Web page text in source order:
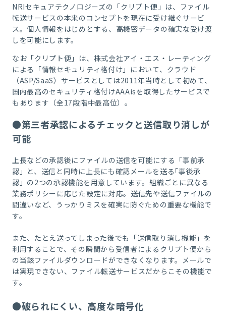
NRIセキュアテクノロジーズの「クリプト便」は、ファイル
転送サービスの本来のコンセプトを現在に受け継ぐサービ
ス。個人情報をはじめとする、高機密データの確実な受け渡
しを可能にします。
なお「クリプト便」は、株式会社アイ・エス・レーティング
による「情報セキュリティ格付け」において、クラウド
（ASP/SaaS）サービスとしては2011年当時として初めて、
国内最高のセキュリティ格付けAAAisを取得したサービスで
もあります（全17段階中最高位）。
●第三者承認によるチェックと送信取り消しが
可能
上長などの承認後にファイルの送信を可能にする「事前承
認」と、送信と同時に上長にも確認メールを送る｢事後承
認」の2つの承認機能を用意しています。組織ごとに異なる
業務ポリシーに応じた設定に対応。送信先や送信ファイルの
間違いなど、うっかりミスを確実に防ぐための重要な機能で
す。
また、たとえ送ってしまった後でも「送信取り消し機能」を
利用することで、その瞬間から受信者によるクリプト便から
の当該ファイルダウンロードができなくなります。メールで
は実現できない、ファイル転送サービスだからこその機能で
す。
●破られにくい、高度な暗号化